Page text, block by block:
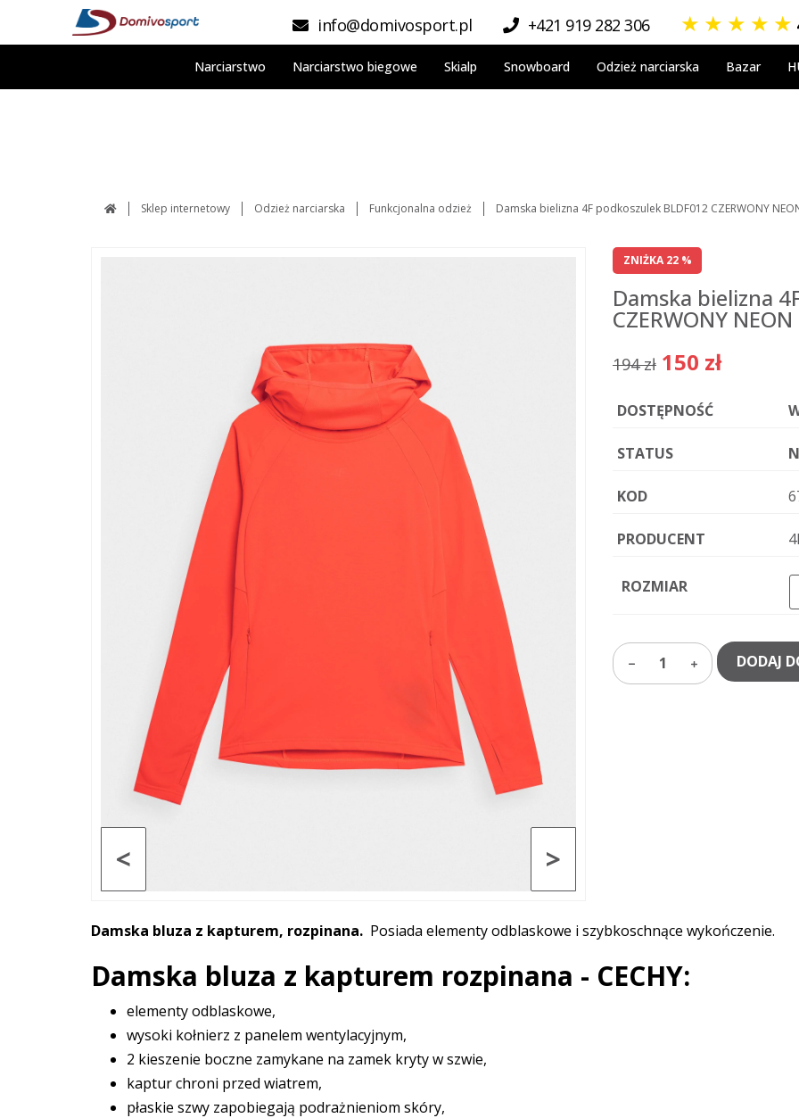
info@domivosport.pl +421 919 282 306 ★ ★ ★ ★ ★
Narciarstwo Narciarstwo biegowe Skialp Snowboard Odzież narciarska Bazar
Sklep internetowy Odzież narciarska Funkcjonalna odzież Damska bielizna 4F podkoszulek BLDF012 CZERWONY
>
<
ZNIŻKA 22 %
Damska bielizna
CZERWONY NEON
194 zł 150 zł
DOSTĘPNOŚĆ
STATUS
KOD
PRODUCENT
ROZMIAR
1 DODAJ
Damska bluza z kapturem, rozpinana. Posiada elementy odblaskowe i szybkoschnące wykończenie.
Damska bluza z kapturem rozpinana - CECHY:
elementy odblaskowe,
wysoki kołnierz z panelem wentylacyjnym,
2 kieszenie boczne zamykane na zamek kryty w szwie,
kaptur chroni przed wiatrem,
płaskie szwy zapobiegają podrażnieniom skóry,